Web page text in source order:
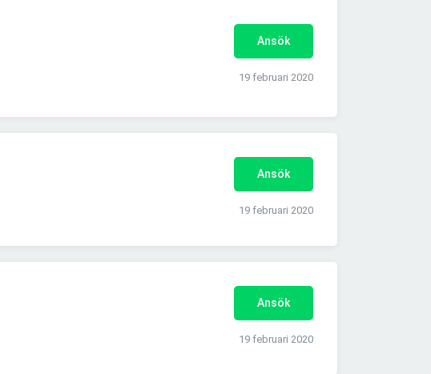
Ansök
19 februari 2020
Ansök
19 februari 2020
Ansök
19 februari 2020